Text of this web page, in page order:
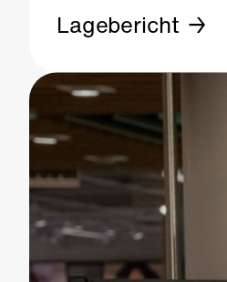
Lagebericht